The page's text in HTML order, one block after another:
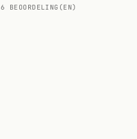
BEOORDELING(EN)